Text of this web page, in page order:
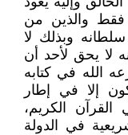
فقط والذين من
وبذلك لا
لا يحق لأحد أن
الله في كتابه
إلا في إطار
القرآن الكريم،
في الدولة